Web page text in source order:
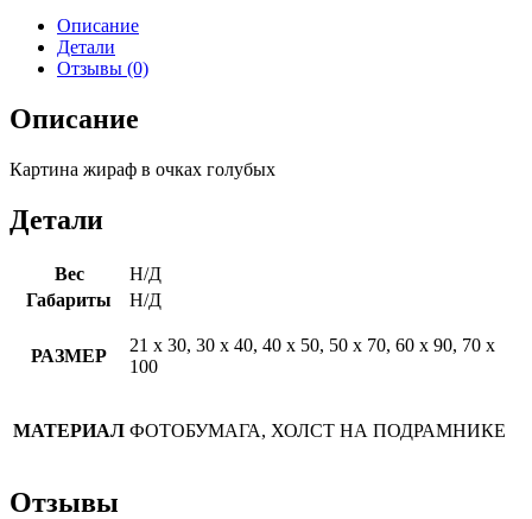
Описание
Детали
Отзывы (0)
Описание
Картина жираф в очках голубых
Детали
Вес
Н/Д
Габариты
Н/Д
РАЗМЕР
21 х 30, 30 х 40, 40 х 50, 50 х 70, 60 х 90, 70 х
100
МАТЕРИАЛ ФОТОБУМАГА, ХОЛСТ НА ПОДРАМНИКЕ
Отзывы